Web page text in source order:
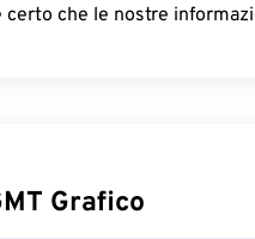
certo che le nostre
Grafico